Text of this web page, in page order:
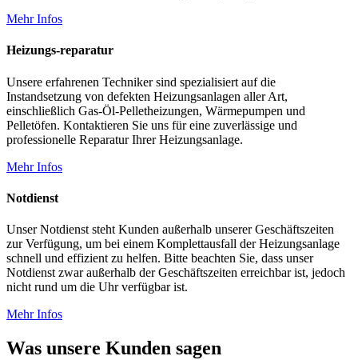
Mehr Infos
Heizungs-reparatur
Unsere erfahrenen Techniker sind spezialisiert auf die
Instandsetzung von defekten Heizungsanlagen aller Art,
einschließlich Gas-Öl-Pelletheizungen, Wärmepumpen und
Pelletöfen. Kontaktieren Sie uns für eine zuverlässige und
professionelle Reparatur Ihrer Heizungsanlage.
Mehr Infos
Notdienst
Unser Notdienst steht Kunden außerhalb unserer Geschäftszeiten
zur Verfügung, um bei einem Komplettausfall der Heizungsanlage
schnell und effizient zu helfen. Bitte beachten Sie, dass unser
Notdienst zwar außerhalb der Geschäftszeiten erreichbar ist, jedoch
nicht rund um die Uhr verfügbar ist.
Mehr Infos
Was unsere Kunden sagen